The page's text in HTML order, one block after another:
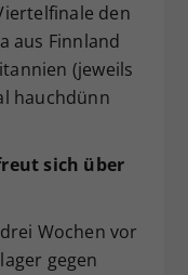
den
aus Finnland
(jeweils
hauchdünn
sich über
Wochen vor
gegen